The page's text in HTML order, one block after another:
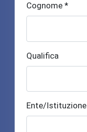
Cognome *
Qualifica
Ente/Istituzione